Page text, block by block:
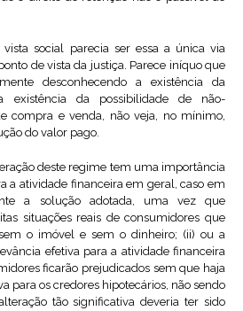
social parecia ser essa a única via
de vista da justiça. Parece iníquo que
desconhecendo a existência da
existência da possibilidade de não-
compra e venda, não veja, no mínimo,
do valor pago.
deste regime tem uma importância
a atividade financeira em geral, caso em
a solução adotada, uma vez que
situações reais de consumidores que
o imóvel e sem o dinheiro; (ii) ou a
efetiva para a atividade financeira
ficarão prejudicados sem que haja
para os credores hipotecários, não sendo
tão significativa deveria ter sido